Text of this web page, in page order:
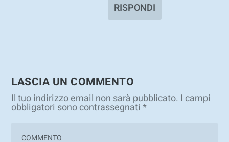
RISPONDI
LASCIA UN COMMENTO
Il tuo indirizzo email non sarà pubblicato. I campi
obbligatori sono contrassegnati*